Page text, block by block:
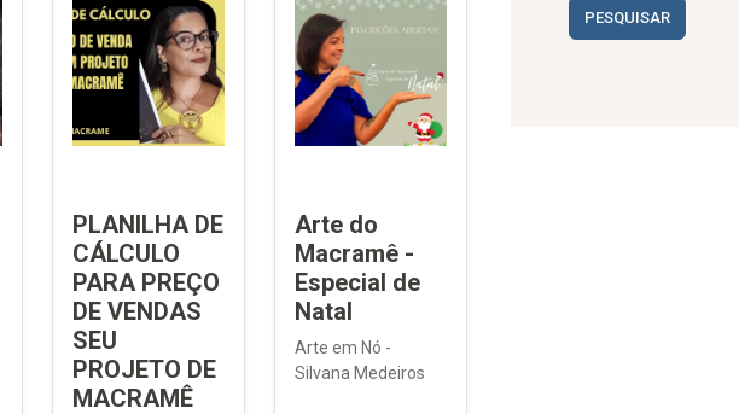
PLANILHA DE
CÁLCULO
PARA PREÇO
DE VENDAS
SEU
PROJETO DE
MACRAMÊ
Arte do
Macramê -
Especial de
Natal
Arte em Nó -
Silvana Medeiros
PESQUISAR